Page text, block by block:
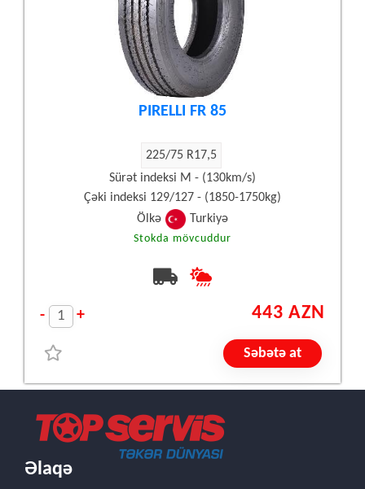
PIRELLI FR 85
225/75 R17,5
Sürət indeksi M - (130km/s)
Çəki indeksi 129/127 - (1850-1750kg)
Ölkə
Turkiyə
Stokda mövcuddur
- + 443 AZN
Səbətə at
Əlaqə